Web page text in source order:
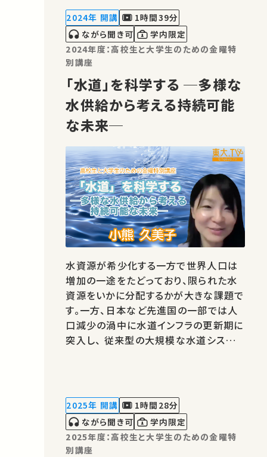
座 ★あなたのシェアが、ほかの誰かの学
びに繋がるかもしれません。 お…
2024年 開講
1時間39分
ながら聞き可
学内限定
2024年度：高校生と大学生のための金曜特
別講座
「水道」を科学する ─多様な
水供給から考える持続可能
な未来─
水資源が希少化する一方で世界人口は
増加の一途をたどっており、限られた水
資源をいかに分配するかが大きな課題で
す。一方、日本など先進国の一部では人
口減少の渦中に水道インフラの更新期に
突入し、 従来型の大規模な水道システム
現するのか、一緒に解決策を探りましょ
う。 講師：小熊 久美子 ★高校生と大…
2025年 開講
1時間28分
ながら聞き可
学内限定
2025年度：高校生と大学生のための金曜特
別講座